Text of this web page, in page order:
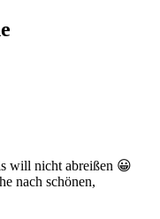
will nicht abreißen 😀
nach schönen,